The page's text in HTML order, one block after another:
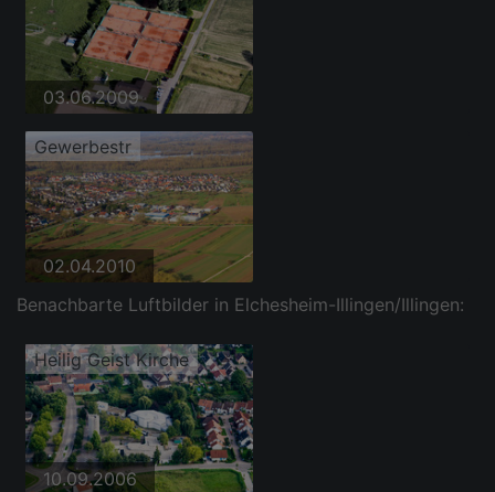
03.06.2009
Gewerbestr
02.04.2010
Benachbarte Luftbilder in Elchesheim-Illingen/Illingen:
Heilig Geist Kirche
10.09.2006